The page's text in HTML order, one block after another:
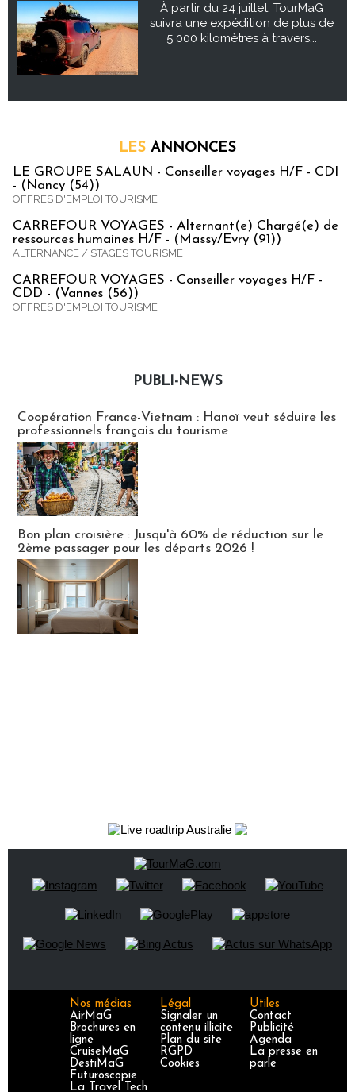
À partir du 24 juillet, TourMaG
suivra une expédition de plus de
5 000 kilomètres à travers...
LES ANNONCES
LE GROUPE SALAUN - Conseiller voyages H/F - CDI
- (Nancy (54))
OFFRES D'EMPLOI TOURISME
CARREFOUR VOYAGES - Alternant(e) Chargé(e) de
ressources humaines H/F - (Massy/Evry (91))
ALTERNANCE / STAGES TOURISME
CARREFOUR VOYAGES - Conseiller voyages H/F -
CDD - (Vannes (56))
OFFRES D'EMPLOI TOURISME
PUBLI-NEWS
Coopération France-Vietnam : Hanoï veut séduire les
professionnels français du tourisme
Bon plan croisière : Jusqu'à 60% de réduction sur le
2ème passager pour les départs 2026 !
Nos médias
AirMaG
Brochures en
ligne
CruiseMaG
DestiMaG
Futuroscopie
La Travel Tech
Légal
Signaler un
contenu illicite
Plan du site
RGPD
Cookies
Utiles
Contact
Publicité
Agenda
La presse en
parle